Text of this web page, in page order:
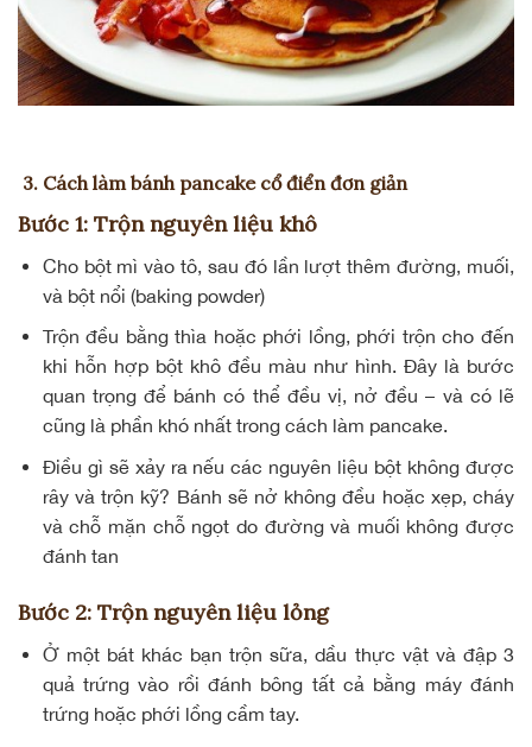
3. Cách làm bánh pancake cổ điển đơn giản
Bước 1: Trộn nguyên liệu khô
Cho bột mì vào tô, sau đó lần lượt thêm đường, muối,
và bột nổi (baking powder)
Trộn đều bằng thìa hoặc phới lồng, phới trộn cho đến
khi hỗn hợp bột khô đều màu như hình. Đây là bước
quan trọng để bánh có thể đều vị, nở đều – và có lẽ
cũng là phần khó nhất trong cách làm pancake.
Điều gì sẽ xảy ra nếu các nguyên liệu bột không được
rây và trộn kỹ? Bánh sẽ nở không đều hoặc xẹp, cháy
và chỗ mặn chỗ ngọt do đường và muối không được
đánh tan
Bước 2: Trộn nguyên liệu lỏng
Ở một bát khác bạn trộn sữa, dầu thực vật và đập 3
quả trứng vào rồi đánh bông tất cả bằng máy đánh
trứng hoặc phới lồng cầm tay.